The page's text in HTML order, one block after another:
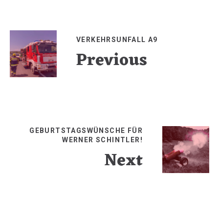
VERKEHRSUNFALL A9
Previous
GEBURTSTAGSWÜNSCHE FÜR
WERNER SCHINTLER!
Next